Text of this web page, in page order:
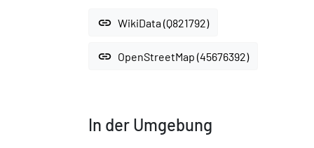
link WikiData (Q821792)
link OpenStreetMap (45676392)
In der Umgebung